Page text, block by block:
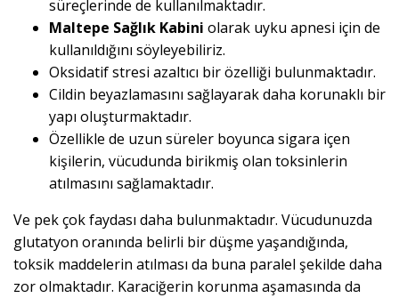
süreçlerinde de kullanılmaktadır.
Maltepe Sağlık Kabini olarak uyku apnesi için de
kullanıldığını söyleyebiliriz.
Oksidatif stresi azaltıcı bir özelliği bulunmaktadır.
Cildin beyazlamasını sağlayarak daha korunaklı bir
yapı oluşturmaktadır.
Özellikle de uzun süreler boyunca sigara içen
kişilerin, vücudunda birikmiş olan toksinlerin
atılmasını sağlamaktadır.
Ve pek çok faydası daha bulunmaktadır. Vücudunuzda
glutatyon oranında belirli bir düşme yaşandığında,
toksik maddelerin atılması da buna paralel şekilde daha
zor olmaktadır. Karaciğerin korunma aşamasında da